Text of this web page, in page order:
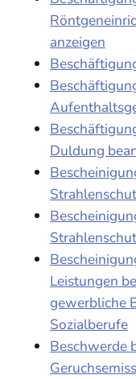
anzeigen
Duldung
Leistungen
gewerbliche
Sozialberufe
Beschwerde